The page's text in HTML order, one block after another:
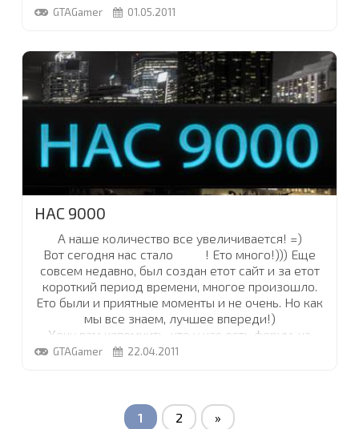
Специально для www.GTAgamer.at.ua
GTAGamer 01.05.2011
НАС 9000
А наше количество все увеличивается! =)
Вот сегодня нас стало
! Ето много!))) Еще
совсем недавно, был создан етот сайт и за етот
короткий период времени, многое произошло.
Ето были и приятные моменты и не очень. Но как
мы все знаем, лучшее впереди!)
Хочу вам напомнить, что у нас есть форум, на
котором нужно проявлять активность! Вас много,
GTAGamer 22.04.2011
1 2 »